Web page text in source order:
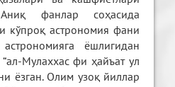
фанлар соҳасида
кўпроқ астрономия фани
ёшлигидан
Мулаххас фи ҳайъат ул
ёзган. Олим узоқ йиллар